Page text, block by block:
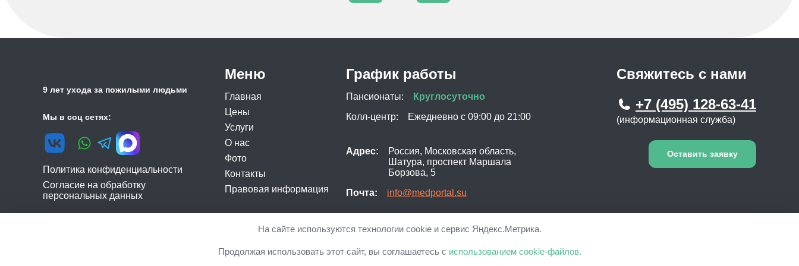
9 лет ухода за пожилыми людьми
Мы в соц сетях:
Политика конфиденциальности
Согласие на обработку
персональных данных
Меню
Главная
Цены
Услуги
О нас
Фото
Контакты
Правовая информация
График работы
Пансионаты:
Круглосуточно
Колл-центр:
Ежедневно с 09:00 до 21:00
Адрес:
Россия, Московская область,
Шатура, проспект Маршала
Борзова, 5
Почта:
info@medportal.su
Свяжитесь с нами
+7 (495) 128-63-41
(информационная служба)
Оставить заявку
На сайте используются технологии cookie и сервис Яндекс.Метрика.
Продолжая использовать этот сайт, вы соглашаетесь с использованием cookie-файлов.